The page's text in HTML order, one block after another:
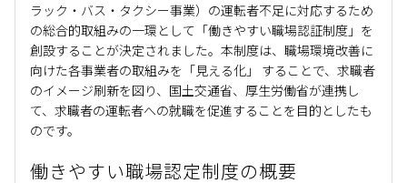
ラック・バス・タクシー事業）の運転者不足に対応するため
の総合的取組みの一環として「働きやすい職場認証制度」を
創設することが決定されました。本制度は、職場環境改善に
向けた各事業者の取組みを「見える化」 することで、求職者
のイメージ刷新を図り、国土交通省、厚生労働省が連携し
て、求職者の運転者への就職を促進することを目的としたも
のです。
働きやすい職場認定制度の概要